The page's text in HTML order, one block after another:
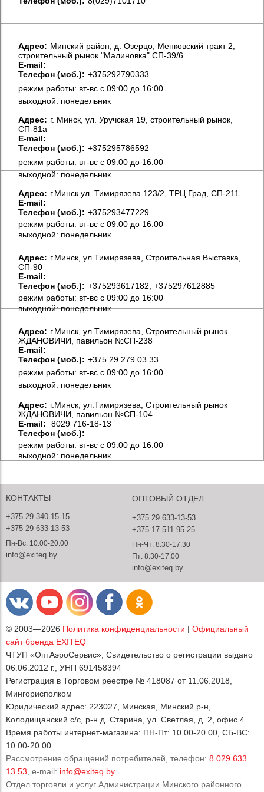
Aдрес: Минский район, д. Озерцо, Менковский тракт 2,
строительный рынок "Малиновка" СП-39/6
E-mail:
Телефон (моб.): +375292790333
режим работы: вт-вс с 09:00 до 16:00
выходной: понедельник
Aдрес: г. Минск, ул. Уручская 19, строительный рынок,
СП-81а
E-mail:
Телефон (моб.): +375295786592
режим работы: вт-вс с 09:00 до 16:00
выходной: понедельник
Aдрес: г.Минск ул. Тимирязева 123/2, ТРЦ Град, СП-211
E-mail:
Телефон (моб.): +375293477229
режим работы: вт-вс с 09:00 до 16:00
выходной: понедельник
Aдрес: г.Минск, ул.Тимирязева, Строительная Выставка,
СП-90
E-mail:
Телефон (моб.): +375293617182, +375297612885
режим работы: вт-вс с 09:00 до 16:00
выходной: понедельник
Aдрес: г.Минск, ул.Тимирязева, Строительный рынок
ЖДАНОВИЧИ, павильон №СП-238
E-mail:
Телефон (моб.): +375 29 279 03 33
режим работы: вт-вс с 09:00 до 16:00
выходной: понедельник
Aдрес: г.Минск, ул.Тимирязева, Строительный рынок
ЖДАНОВИЧИ, павильон №СП-104
E-mail:
8029 716-18-13
Телефон (моб.):
режим работы: вт-вс с 09:00 до 16:00
выходной: понедельник
КОНТАКТЫ
+375 29 340-15-15
+375 29 633-13-53
Пн-Вс: 10.00-20.00
info@exiteq.by
ОПТОВЫЙ ОТДЕЛ
+375 29 633-13-53
+375 17 511-95-25
Пн-Чт: 8.30-17.30
Пт: 8.30-17.00
info@exiteq.by
© 2003—2026 Политика конфиденциальности | Официальный
сайт бренда EXITEQ
ЧТУП «ОптАэроСервис», Свидетельство о регистрации выдано
06.06.2012 г., УНП 691458394
Регистрация в Торговом реестре № 418087 от 11.06.2018,
Мингорисполком
Юридический адрес: 223027, Минская, Минский р-н,
Колодищанский с/с, р-н д. Старина, ул. Светлая, д. 2, офис 4
Время работы интернет-магазина: ПН-Пт: 10.00-20.00, СБ-ВС:
10.00-20.00
Рассмотрение обращений потребителей, телефон: 8 029 633
13 53 , e-mail: info@exiteq.by
Отдел торговли и услуг Администрации Минского районного